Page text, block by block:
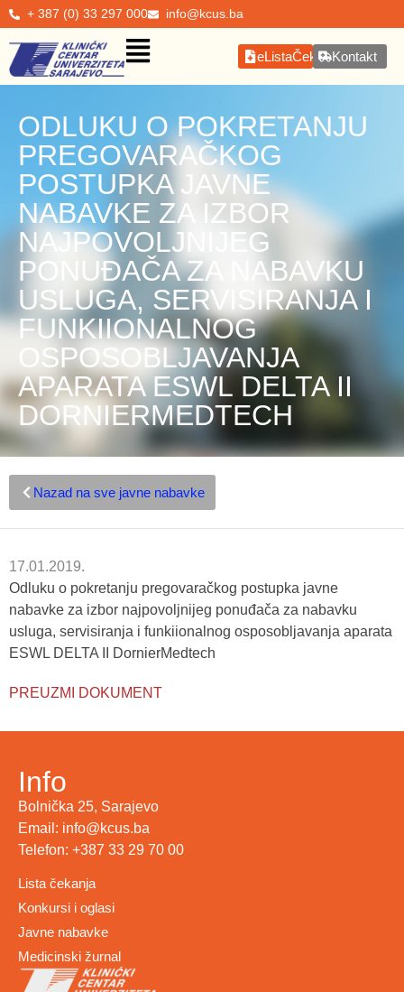
+ 387 (0) 33 297 000 info@kcus.ba
eListaČekanjaKontakt
ODLUKU O POKRETANJU
PREGOVARAČKOG
POSTUPKA JAVNE
NABAVKE ZA IZBOR
NAJPOVOLJNIJEG
PONUĐAČA ZA NABAVKU
USLUGA, SERVISIRANJA I
FUNKIIONALNOG
OSPOSOBLJAVANJA
APARATA ESWL DELTA II
DORNIERMEDTECH
Nazad na sve javne nabavke
17.01.2019.
Odluku o pokretanju pregovaračkog postupka javne
nabavke za izbor najpovoljnijeg ponuđača za nabavku
usluga, servisiranja i funkiionalnog osposobljavanja aparata
ESWL DELTA II DornierMedtech
PREUZMI DOKUMENT
Info
Bolnička 25, Sarajevo
Email: info@kcus.ba
Telefon: +387 33 29 70 00
Lista čekanja
Konkursi i oglasi
Javne nabavke
Medicinski žurnal